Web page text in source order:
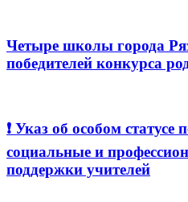
Четыре школы города
победителей конкурса
❗️ Указ об особом статусе
социальные и
поддержки учителей